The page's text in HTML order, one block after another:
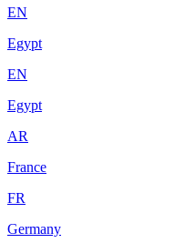
EN
Egypt
EN
Egypt
AR
France
FR
Germany